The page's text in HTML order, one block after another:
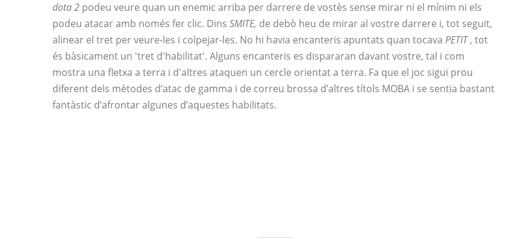
dota 2 podeu veure quan un enemic arriba per darrere de vostès sense mirar ni el mínim ni els
podeu atacar amb només fer clic. Dins SMITE, de debò heu de mirar al vostre darrere i, tot seguit,
alinear el tret per veure-les i colpejar-les. No hi havia encanteris apuntats quan tocava PETIT, tot
és bàsicament un 'tret d'habilitat'. Alguns encanteris es dispararan davant vostre, tal i com
mostra una fletxa a terra i d'altres ataquen un cercle orientat a terra. Fa que el joc sigui prou
diferent dels mètodes d’atac de gamma i de correu brossa d’altres títols MOBA i se sentia bastant
fantàstic d’afrontar algunes d’aquestes habilitats.